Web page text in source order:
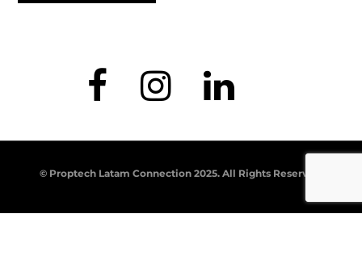
© Proptech Latam Connection 2025. All Rights Reserved.